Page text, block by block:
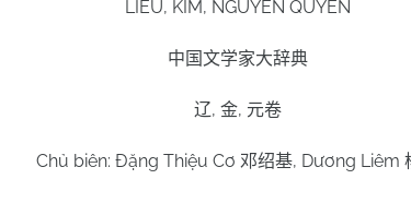
LIÊU, KIM, NGUYÊN QUYỂN
中国文学家大辞典
辽, 金, 元卷
Chủ biên: Đặng Thiệu Cơ 邓绍基, Dương Liêm